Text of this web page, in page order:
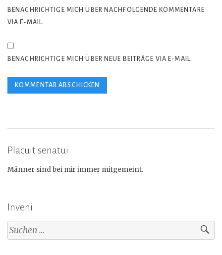
BENACHRICHTIGE MICH ÜBER NACHFOLGENDE KOMMENTARE
VIA E-MAIL.
BENACHRICHTIGE MICH ÜBER NEUE BEITRÄGE VIA E-MAIL.
Placuit senatui
Männer sind bei mir immer mitgemeint.
Inveni
Suchen
nach: